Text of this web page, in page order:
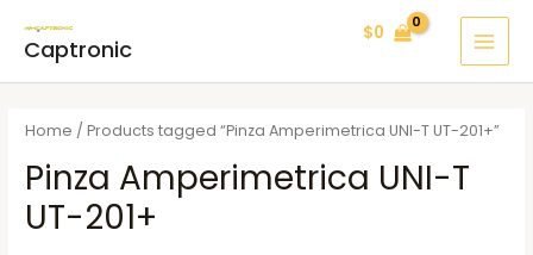
Captronic
$0
Home / Products tagged “Pinza Amperimetrica UNI-T UT-201+”
Pinza Amperimetrica UNI-T
UT-201+